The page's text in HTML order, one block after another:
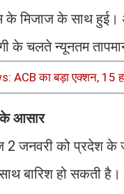
मिजाज के साथ हुई।
के चलते न्यूनतम
ACB का बड़ा एक्शन, 15
के आसार
जनवरी को प्रदेश के
के साथ बारिश हो